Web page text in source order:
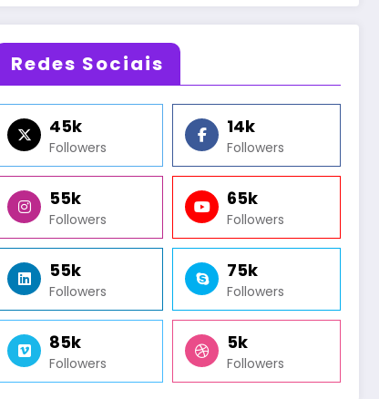
Redes Sociais
45k
Followers
14k
Followers
55k
Followers
65k
Followers
55k
Followers
75k
Followers
85k
Followers
5k
Followers